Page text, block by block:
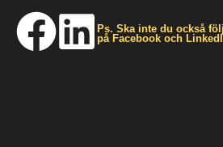
Ps. Ska inte du också
på Facebook och